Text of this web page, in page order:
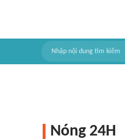
Nóng 24H